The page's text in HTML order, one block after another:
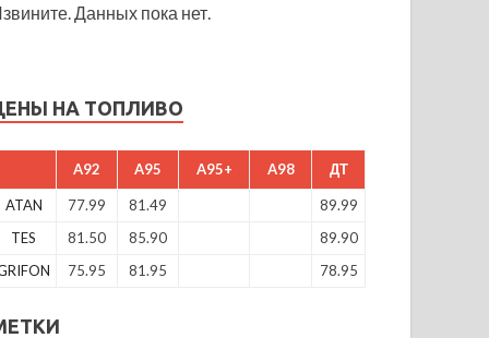
Данных пока нет.
НА ТОПЛИВО
A92 A95 A95+ A98 ДТ
ATAN 77.99 81.49
89.99
TES
81.50 85.90
89.90
75.95 81.95 78.95